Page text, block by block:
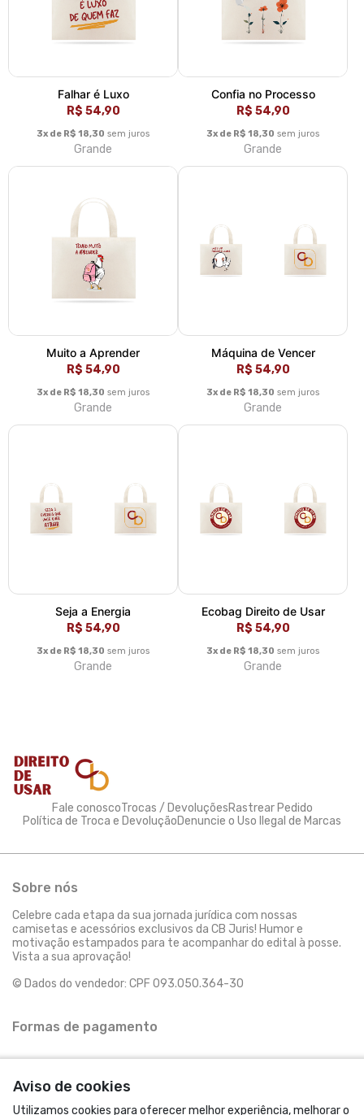
Falhar é Luxo
R$ 54,90
3x de R$ 18,30 sem juros
Grande
Confia no Processo
R$ 54,90
3x de R$ 18,30 sem juros
Grande
Muito a Aprender
R$ 54,90
3x de R$ 18,30 sem juros
Grande
Máquina de Vencer
R$ 54,90
3x de R$ 18,30 sem juros
Grande
Seja a Energia
R$ 54,90
3x de R$ 18,30 sem juros
Grande
Ecobag Direito de Usar
R$ 54,90
3x de R$ 18,30 sem juros
Grande
Aviso de cookies
Utilizamos cookies para oferecer melhor experiência, melhorar o
Fale conoscoTrocas / DevoluçõesRastrear Pedido
Política de Troca e DevoluçãoDenuncie o Uso Ilegal de Marcas
Sobre nós
Celebre cada etapa da sua jornada jurídica com nossas
camisetas e acessórios exclusivos da CB Juris! Humor e
motivação estampados para te acompanhar do edital à posse.
Vista a sua aprovação!
© Dados do vendedor: CPF 093.050.364-30
Formas de pagamento